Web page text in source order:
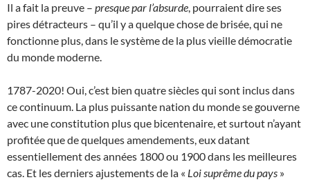
Il a fait la preuve – presque par l’absurde, pourraient dire ses
pires détracteurs – qu’il y a quelque chose de brisée, qui ne
fonctionne plus, dans le système de la plus vieille démocratie
du monde moderne.
1787-2020! Oui, c’est bien quatre siècles qui sont inclus dans
ce continuum. La plus puissante nation du monde se gouverne
avec une constitution plus que bicentenaire, et surtout n’ayant
profitée que de quelques amendements, eux datant
essentiellement des années 1800 ou 1900 dans les meilleures
cas. Et les derniers ajustements de la « Loi suprême du pays »